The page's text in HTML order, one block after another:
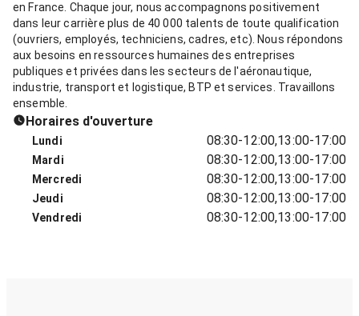
en France. Chaque jour, nous accompagnons positivement
dans leur carrière plus de 40 000 talents de toute qualification
(ouvriers, employés, techniciens, cadres, etc). Nous répondons
aux besoins en ressources humaines des entreprises
publiques et privées dans les secteurs de l'aéronautique,
industrie, transport et logistique, BTP et services. Travaillons
ensemble.
Horaires d'ouverture
Lundi 08:30-12:00,13:00-17:00
Mardi 08:30-12:00,13:00-17:00
Mercredi 08:30-12:00,13:00-17:00
Jeudi 08:30-12:00,13:00-17:00
Vendredi 08:30-12:00,13:00-17:00